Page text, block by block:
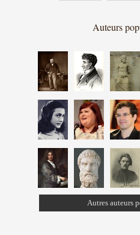
Auteurs
Autres auteurs